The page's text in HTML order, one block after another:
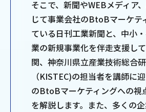
そこで、新聞やWEBメディア
じて事業会社のBtoBマーケテ
ている日刊工業新聞と、中小
業の新規事業化を伴走支援し
関、神奈川県立産業技術総合
（KISTEC)の担当者を講師に
のBtoBマーケティングへの視
を解説します。また、多くの